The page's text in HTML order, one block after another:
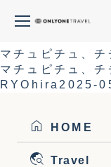
梅雨のマチュピ
マチュピチュ、
マチュピチュ、
RYOhira 2025-
HOME
Travel